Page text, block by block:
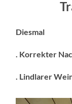
Diesmal
. Korrekter
. Lindlarer